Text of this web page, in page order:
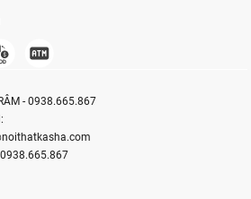
- 0938.665.867